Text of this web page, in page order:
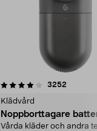
3252
Klädvård
Noppborttagare
Vårda kläder och andra
4.5av 5 stjärnor